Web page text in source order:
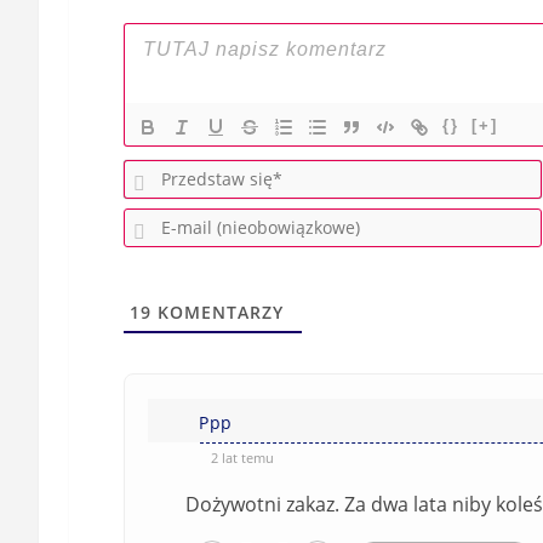
{} [+]
P
r
E
-
19 KOMENTARZY
Ppp
2 lat temu
Dożywotni zakaz. Za dwa lata niby